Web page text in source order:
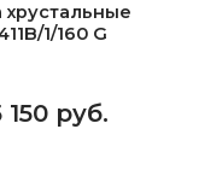
хрустальные
1/160 G
150 руб.